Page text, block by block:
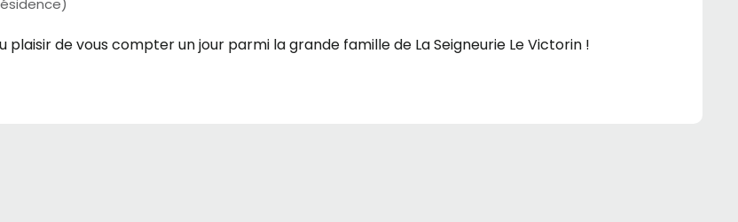
de vous compter un jour parmi la grande famille de La Seigneurie Le Victorin !